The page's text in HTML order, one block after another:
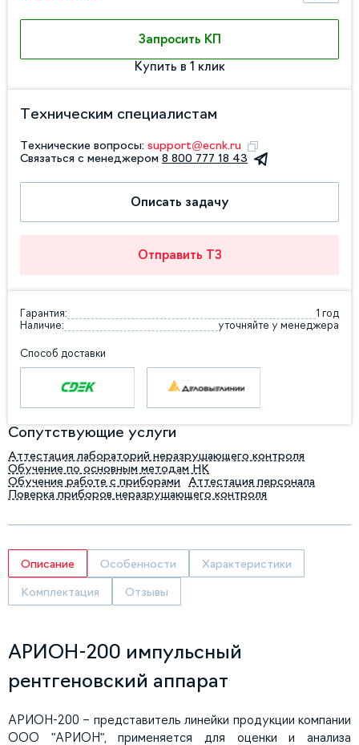
Запросить КП
Купить в 1 клик
Техническим специалистам
Технические вопросы: support@ecnk.ru
Связаться с менеджером 8 800 777 18 43
Описать задачу
Отправить ТЗ
Гарантия:
1 год
Наличие:
уточняйте у менеджера
Способ доставки
Сопутствующие услуги
Аттестация лабораторий неразрушающего контроля
Обучение по основным методам НК
Обучение работе с приборами
Аттестация персонала
Поверка приборов неразрушающего контроля
Описание Особенности Характеристики
Комплектация Отзывы
АРИОН-200 импульсный
рентгеновский аппарат
АРИОН-200 – представитель линейки продукции компании
ООО "АРИОН", применяется для оценки и анализа